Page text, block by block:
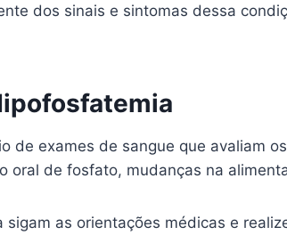
dos sinais e sintomas dessa
de exames de sangue que avaliam
de fosfato, mudanças na
as orientações médicas e